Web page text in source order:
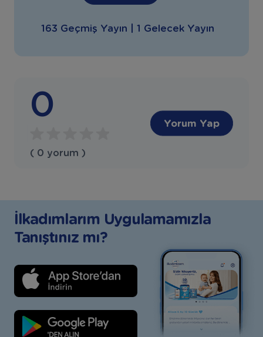
163 Geçmiş Yayın | 1 Gelecek Yayın
0
( 0 yorum )
Yorum Yap
İlkadımlarım Uygulamamızla
Tanıştınız mı?